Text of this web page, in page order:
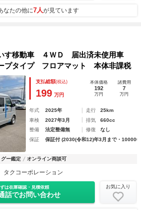
なたの他に7人が見ています
す移動車 ４ＷＤ 届出済未使用車
プタイプ フロアマット 本体非課税
支払総額(税込)
199 万円
本体価格
192
万円
諸費用
7
万円
年式 2025年 走行
25km
車検
2027年3月 排気
660cc
整備
法定整備無 修復
なし
保証
保証付 (2030(令和12)年3月まで・
グー鑑定 オンライン商談可
クコーポレーション
は在庫確認・見積依頼
話でお問い合わせ
お気に入り